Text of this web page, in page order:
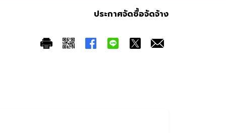
ประกาศจัดซื้อจัดจ้าง